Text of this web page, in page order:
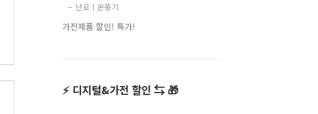
난로ㅣ온풍기
가전제품 할인! 특가!
⚡ 디지털&가전 할인 ⇆ 🎁